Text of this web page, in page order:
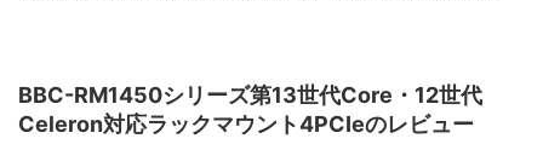
BBC-RM1450シリーズ第13世代Core・12世代
Celeron対応ラックマウント4PCIeのレビュー